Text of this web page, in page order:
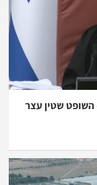
שטין עצר